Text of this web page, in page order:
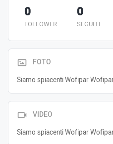
FOLLOWER
0
SEGUITI
0
FOTO
Siamo spiacenti Wofipar
VIDEO
Siamo spiacenti Wofipar